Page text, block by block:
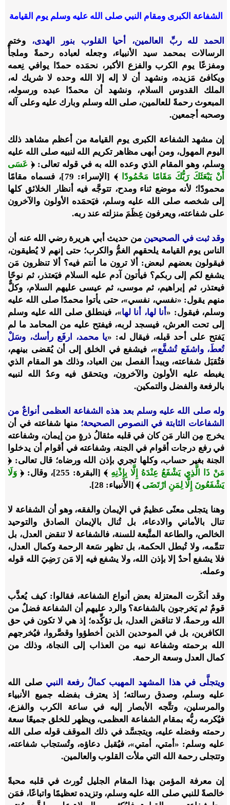
الشفاعة الكبرى ومقام النبي صلى الله عليه وسلم يوم القيامة
الحمد لله ربِّ العالمين، أحيا القلوب بنور الهدى، وختم
الرسالات بمحمد سيد الأنبياء، وجعله لعباده رحمةً وملجأً
ومفزعًا يوم الكرب والفزع الأكبر، نحمَده حمدًا يوافي نِعمه
ويكافئ مَزيده، ونشهد أن لا إله إلا الله وحده لا شريك له،
الملك القدوس السلام، ونشهد أن محمدًا عبده ورسوله،
المبعوث رحمةً للعالمين، صلى الله وسلم وبارك عليه وعلى آله
وصحبه أجمعين.
إن مشهد الشفاعة الكبرى يوم القيامة من أعظم مشاهد ذلك
اليوم المهول، ومن أبهى مظاهر تكريم الله لنبيه صلى الله عليه
وسلم، وهو المقام الذي وعده الله به في قوله تعالى: ﴿ عَسَى
أَنْ يَبْعَثَكَ رَبُّكَ مَقَامًا مَحْمُودًا
﴾ [الإسراء: 79]، فسماه مقامًا
محمودًا؛ لأنه موضع ثناء ومدح، تتوجَّه فيه أنظار الخلائق كلها
إلى شخصه صلى الله عليه وسلم، فيَحمَده الأولون والآخرون
على شفاعته، ويعرفون عِظَمَ منزلته عند ربه.
وقد ثبت في الصحيحين من حديث أبي هريرة رضي الله عنه أن
الناس يوم القيامة يلحقهم الغمُّ والكرب؛ حتى إنهم لا يُطيقون،
فيقولون بعضهم لبعض: ألا ترون ما أنتم فيه؟ ألا تنظرون مَن
يشفع لكم إلى ربكم؟ فيأتون آدم عليه السلام فيَعتذر، ثم نوحًا
فيعتذر، ثم إبراهيم، ثم موسى، ثم عيسى عليهم السلام، وكلٌّ
منهم يقول: «نفسي، نفسي»، حتى يأتوا محمدًا صلى الله عليه
وسلم، فيقول: «أنا لها، أنا لها»، فينطلق صلى الله عليه وسلم
إلى تحت العرش، فيسجد لربه، فيفتح عليه من المحامد ما لم
يَفتح على أحد قبله، فيقال له: «يا محمد، ارفَع رأسك، وسَلْ
تُعطَ، واشفَع تُشفَّع»، فيشفع في الخلق إلى أن يُقضى بينهم،
فتُقبَل شفاعته، ويبدأ الفصل بين العباد، وذلك هو المقام الذي
يغبطه عليه الأولون والآخرون، ويتحقق فيه وعدُ الله لنبيه
بالرفعة والفضل والتمكين.
وله صلى الله عليه وسلم بعد هذه الشفاعة العظمى أنواعٌ من
الشفاعات الثابتة في النصوص الصحيحة؛منها شفاعته في أن
يخرج مِن النار مَن كان في قلبه مثقالُ ذرةٍ من إيمان، وشفاعته
في رفع درجات أقوام في الجنة، وشفاعته في أقوام أن يدخلوا
الجنة بغير حساب، وكلها تجري بإذن الله ورضاه؛ قال تعالى: ﴿
مَنْ ذَا الَّذِي يَشْفَعُ عِنْدَهُ إِلَّا بِإِذْنِهِ ﴾ [البقرة: 255]، وقال: ﴿
وَلَا
يَشْفَعُونَ إِلَّا لِمَنِ ارْتَضَى ﴾ [الأنبياء: 28].
وهنا يتجلى معنًى عظيمٌ في الإيمان والفقه، وهو أن الشفاعة لا
تنال بالأماني والادعاء، بل تُنال بالإيمان الصادق والتوحيد
الخالص، والطاعة المتَّبعة للسنة، فالشفاعة لا تنقض العدل، بل
تتمِّمه، ولا تُبطل الحكمة، بل تظهر سَعة الرحمة وكمال العدل،
فلا يشفع أحدٌ إلا بإذن الله، ولا يشفع فيه إلا مَن رَضِيَ الله قوله
وعمله.
وقد أنكَرت المعتزلة بعض أنواع الشفاعة، فقالوا: كيف يُعذَّب
قومٌ ثم يَخرجون بالشفاعة؟ والرد عليهم أن الشفاعة فضلٌ من
الله ورحمةٌ، لا تناقض العدل، بل تؤكِّده؛ إذ هي لا تكون في حق
الكافرين، بل في الموحدين الذين أخطؤوا وقصَّروا، فيُخرجهم
الله برحمته وشفاعة نبيه من العذاب إلى النجاة، وذلك من
كمال العدل وسعة الرحمة.
ويتجلَّى في هذا المشهد المهيب كمالُ رفعة النبيصلى الله
عليه وسلم، وصدق رسالته؛ إذ يعترف بفضله جميع الأنبياء
والمرسلين، وتتَّجه الأبصار إليه في ساعة الكرب والفزع،
فيُكرمه ربُّه بمقام الشفاعة العظمى، ويظهر للخلق جميعًا سعة
رحمته وفضله عليه، ويتجسَّد في ذلك الموقف قوله صلى الله
عليه وسلم: «أمتي، أمتي»، فيُقبل دعاؤه، وتُستجاب شفاعته،
وتتجلى رحمة الله التي ملأت القلوب والعالمين.
إن معرفة المؤمن بهذا المقام الجليل تُورث في قلبه محبةً
خالصةً للنبي صلى الله عليه وسلم، وتزيده تعظيمًا واتباعًا، فمَن